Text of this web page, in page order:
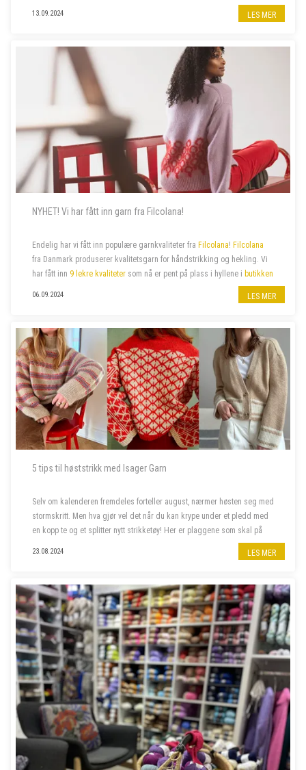
13.09.2024 LES MER
NYHET! Vi har fått inn garn fra Filcolana!
Endelig har vi fått inn populære garnkvaliteter fra Filcolana! Filcolana
fra Danmark produserer kvalitetsgarn for håndstrikking og hekling. Vi
har fått inn 9 lekre kvaliteter som nå er pent på plass i hyllene i butikken
06.09.2024 LES MER
5 tips til høststrikk med Isager Garn
Selv om kalenderen fremdeles forteller august, nærmer høsten seg med
stormskritt. Men hva gjør vel det når du kan krype under et pledd med
en kopp te og et splitter nytt strikketøy! Her er plaggene som skal på
23.08.2024 LES MER